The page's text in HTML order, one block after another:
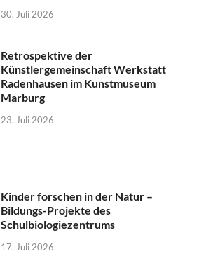
30. Juli 2026
Retrospektive der
Künstlergemeinschaft Werkstatt
Radenhausen im Kunstmuseum
Marburg
23. Juli 2026
Kinder forschen in der Natur –
Bildungs-Projekte des
Schulbiologiezentrums
17. Juli 2026